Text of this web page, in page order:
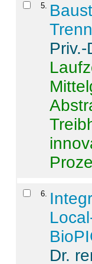
5
6
Dr.